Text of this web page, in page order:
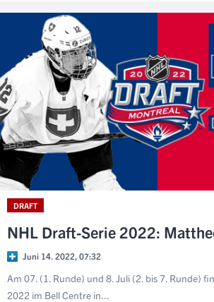
DRAFT
NHL Draft-Serie 2022:
Juni 14. 2022, 07:32
Am 07. (1. Runde) und 8. Juli (2. bis 7. Runde)
2022 im Bell Centre in...